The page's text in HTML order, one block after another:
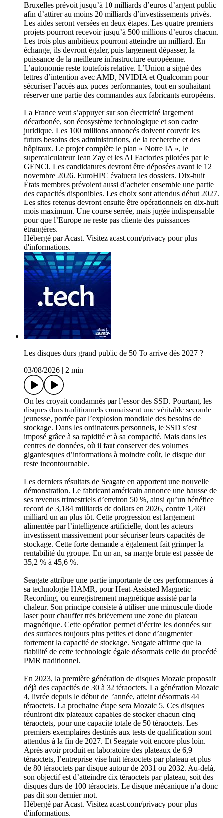
Bruxelles prévoit jusqu’à 10 milliards d’euros d’argent public
afin d’attirer au moins 20 milliards d’investissements privés.
Les aides seront versées en deux étapes. Les quatre premiers
projets pourront recevoir jusqu’à 500 millions d’euros chacun.
Les trois plus ambitieux pourront atteindre un milliard. En
échange, ils devront égaler, puis largement dépasser, la
puissance de la meilleure infrastructure européenne.
L’autonomie reste toutefois relative. L’Union a signé des
lettres d’intention avec AMD, NVIDIA et Qualcomm pour
sécuriser l’accès aux puces performantes, tout en souhaitant
réserver une partie des commandes aux fabricants européens.
La France veut s’appuyer sur son électricité largement
décarbonée, son écosystème technologique et son cadre
juridique. Les 100 millions annoncés doivent couvrir les
futurs besoins des administrations, de la recherche et des
hôpitaux. Le projet complète le plan « Notre IA », le
supercalculateur Jean Zay et les AI Factories pilotées par le
GENCI. Les candidatures devront être déposées avant le 12
novembre 2026. EuroHPC évaluera les dossiers. Dix-huit
États membres prévoient aussi d’acheter ensemble une partie
des capacités disponibles. Les choix sont attendus début 2027.
Les sites retenus devront ensuite être opérationnels en dix-huit
mois maximum. Une course serrée, mais jugée indispensable
pour que l’Europe ne reste pas cliente des puissances
étrangères.
Hébergé par Acast. Visitez acast.com/privacy pour plus
d'informations.
Les disques durs grand public de 50 To arrive dès 2027 ?
03/08/2026
2 min
On les croyait condamnés par l’essor des SSD. Pourtant, les
disques durs traditionnels connaissent une véritable seconde
jeunesse, portée par l’explosion mondiale des besoins de
stockage. Dans les ordinateurs personnels, le SSD s’est
imposé grâce à sa rapidité et à sa compacité. Mais dans les
centres de données, où il faut conserver des volumes
gigantesques d’informations à moindre coût, le disque dur
reste incontournable.
Les derniers résultats de Seagate en apportent une nouvelle
démonstration. Le fabricant américain annonce une hausse de
ses revenus trimestriels d’environ 50 %, ainsi qu’un bénéfice
record de 3,184 milliards de dollars en 2026, contre 1,469
milliard un an plus tôt. Cette progression est largement
alimentée par l’intelligence artificielle, dont les acteurs
investissent massivement pour sécuriser leurs capacités de
stockage. Cette forte demande a également fait grimper la
rentabilité du groupe. En un an, sa marge brute est passée de
35,2 % à 45,6 %.
Seagate attribue une partie importante de ces performances à
sa technologie HAMR, pour Heat-Assisted Magnetic
Recording, ou enregistrement magnétique assisté par la
chaleur. Son principe consiste à utiliser une minuscule diode
laser pour chauffer très brièvement une zone du plateau
magnétique. Cette opération permet d’écrire les données sur
des surfaces toujours plus petites et donc d’augmenter
fortement la capacité de stockage. Seagate affirme que la
fiabilité de cette technologie égale désormais celle du procédé
PMR traditionnel.
En 2023, la première génération de disques Mozaic proposait
déjà des capacités de 30 à 32 téraoctets. La génération Mozaic
4, livrée depuis le début de l’année, atteint désormais 44
téraoctets. La prochaine étape sera Mozaic 5. Ces disques
réuniront dix plateaux capables de stocker chacun cinq
téraoctets, pour une capacité totale de 50 téraoctets. Les
premiers exemplaires destinés aux tests de qualification sont
attendus à la fin de 2027. Et Seagate voit encore plus loin.
Après avoir produit en laboratoire des plateaux de 6,9
téraoctets, l’entreprise vise huit téraoctets par plateau et plus
de 80 téraoctets par disque autour de 2031 ou 2032. Au-delà,
son objectif est d’atteindre dix téraoctets par plateau, soit des
disques durs de 100 téraoctets. Le disque mécanique n’a donc
pas dit son dernier mot.
Hébergé par Acast. Visitez acast.com/privacy pour plus
d'informations.